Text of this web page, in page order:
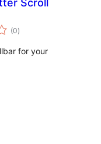
Scroll
(0કુલ
રેટિંગ્સ
)
for your